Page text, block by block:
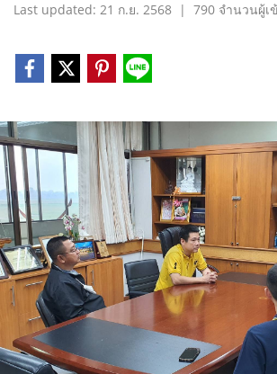
Last updated: 21 ก.ย. 2568 | 790 จำนวนผู้เ